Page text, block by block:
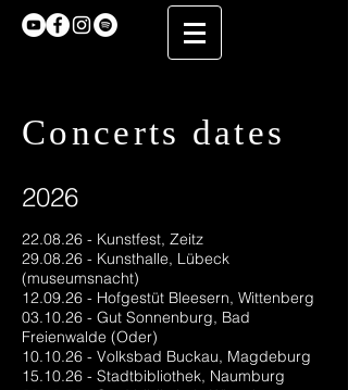
2026
22.08.26 - Kunstfest, Zeitz
29.08.26 - Kunsthalle, Lübeck
(museumsnacht)
12.09.26 - Hofgestüt Bleesern, Wittenberg
03.10.26 - Gut Sonnenburg, Bad
Freienwalde (Oder)
10.10.26 - Volksbad Buckau, Magdeburg
15.10.26 - Stadtbibliothek, Naumburg
Concerts dates